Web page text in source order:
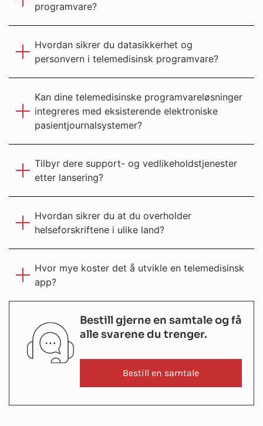
programvare?
Hvordan sikrer du datasikkerhet og
personvern i telemedisinsk programvare?
Kan dine telemedisinske programvareløsninger
integreres med eksisterende elektroniske
pasientjournalsystemer?
Tilbyr dere support- og vedlikeholdstjenester
etter lansering?
Hvordan sikrer du at du overholder
helseforskriftene i ulike land?
Hvor mye koster det å utvikle en telemedisinsk
app?
Bestill gjerne en samtale og få
alle svarene du trenger.
Bestill en samtale